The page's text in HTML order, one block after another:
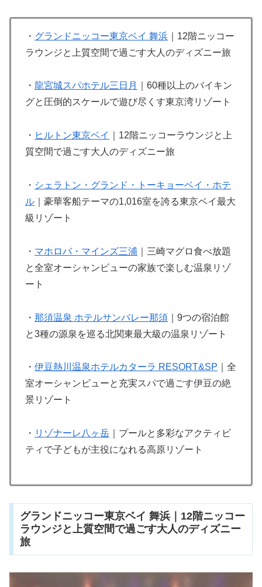
・ グランドニッコー東京ベイ 舞浜 ｜12階ニッコー
ラウンジと上質空間で過ごす大人のディズニー旅
・ 龍宮城スパホテル三日月
｜60種以上のバイキン
グと圧倒的スケールで遊び尽くす東京湾リゾート
・ ヒルトン東京ベイ
｜12階ニッコーラウンジと上
質空間で過ごす大人のディズニー旅
・ シェラトン・グランド・トーキョーベイ・ホテ
ル ｜豪華客船テーマの1,016室を誇る東京ベイ最大
級リゾート
・ マホロバ・マインズ三浦 ｜三崎マグロ食べ放題
と全室オーシャンビューの家族で楽しむ温泉リゾ
ート
・ 那須温泉 ホテルサンバレー那須 ｜9つの宿泊館
と3種の源泉を巡る北関東最大級の温泉リゾート
・ 伊豆熱川温泉ホテルカターラ RESORT&SP ｜全
室オーシャンビューと充実スパで過ごす伊豆の絶
景リゾート
・ リゾナーレ八ヶ岳 ｜プールと多彩なアクティビ
ティで子どもが主役になれる高原リゾート
グランドニッコー東京ベイ 舞浜｜12階ニッコー
ラウンジと上質空間で過ごす大人のディズニー
旅